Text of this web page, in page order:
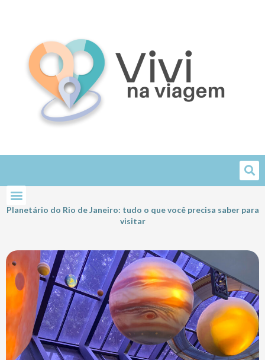
Planetário do Rio de Janeiro: tudo o que você precisa saber para
visitar